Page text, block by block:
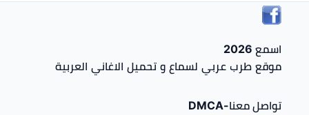
اسمع 2026
موقع طرب عربي لسماع و تحميل الاغاني العربية
تواصل معنا-DMCA